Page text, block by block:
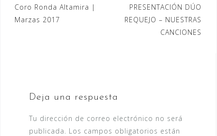
Navegación
de
Coro Ronda Altamira |
Marzas 2017
PRESENTACIÓN DÚO
REQUEJO – NUESTRAS
CANCIONES
Deja una respuesta
Tu dirección de correo electrónico no será
publicada. Los campos obligatorios están